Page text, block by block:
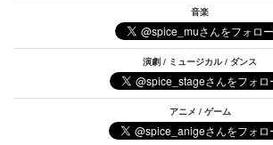
音楽
演劇 / ミュージカル / ダンス
アニメ / ゲーム